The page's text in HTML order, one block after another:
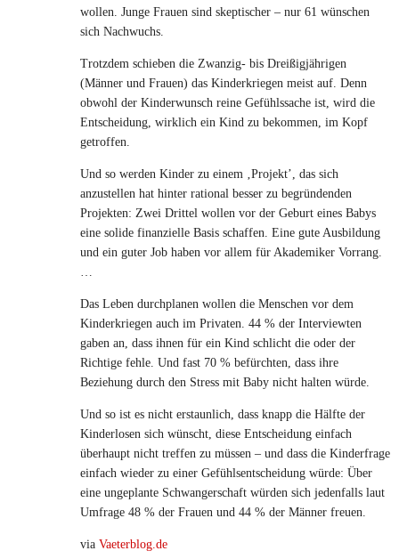
wollen. Junge Frauen sind skeptischer – nur 61 wünschen
sich Nachwuchs.
Trotzdem schieben die Zwanzig- bis Dreißigjährigen
(Männer und Frauen) das Kinderkriegen meist auf. Denn
obwohl der Kinderwunsch reine Gefühlssache ist, wird die
Entscheidung, wirklich ein Kind zu bekommen, im Kopf
getroffen.
Und so werden Kinder zu einem ‚Projekt’, das sich
anzustellen hat hinter rational besser zu begründenden
Projekten: Zwei Drittel wollen vor der Geburt eines Babys
eine solide finanzielle Basis schaffen. Eine gute Ausbildung
und ein guter Job haben vor allem für Akademiker Vorrang.
Das Leben durchplanen wollen die Menschen vor dem
Kinderkriegen auch im Privaten. 44 % der Interviewten
gaben an, dass ihnen für ein Kind schlicht die oder der
Richtige fehle. Und fast 70 % befürchten, dass ihre
Beziehung durch den Stress mit Baby nicht halten würde.
Und so ist es nicht erstaunlich, dass knapp die Hälfte der
Kinderlosen sich wünscht, diese Entscheidung einfach
überhaupt nicht treffen zu müssen – und dass die Kinderfrage
einfach wieder zu einer Gefühlsentscheidung würde: Über
eine ungeplante Schwangerschaft würden sich jedenfalls laut
Umfrage 48 % der Frauen und 44 % der Männer freuen.
via Vaeterblog.de